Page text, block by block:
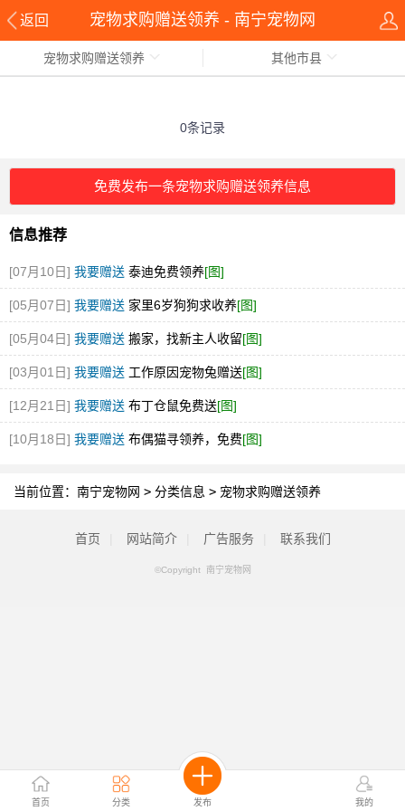
返回 宠物求购赠送领养 - 南宁宠物网
首页 分类 发布 我的
宠物求购赠送领养 其他市县
0条记录
免费发布一条宠物求购赠送领养信息
信息推荐
[07月10日] 我要赠送 泰迪免费领养[图]
[05月07日] 我要赠送 家里6岁狗狗求收养[图]
[05月04日] 我要赠送 搬家，找新主人收留[图]
[03月01日] 我要赠送 工作原因宠物兔赠送[图]
[12月21日] 我要赠送 布丁仓鼠免费送[图]
[10月18日] 我要赠送 布偶猫寻领养，免费[图]
当前位置： 南宁宠物网 > 分类信息 > 宠物求购赠送领养
首页 网站简介 广告服务 联系我们
©Copyright 南宁宠物网